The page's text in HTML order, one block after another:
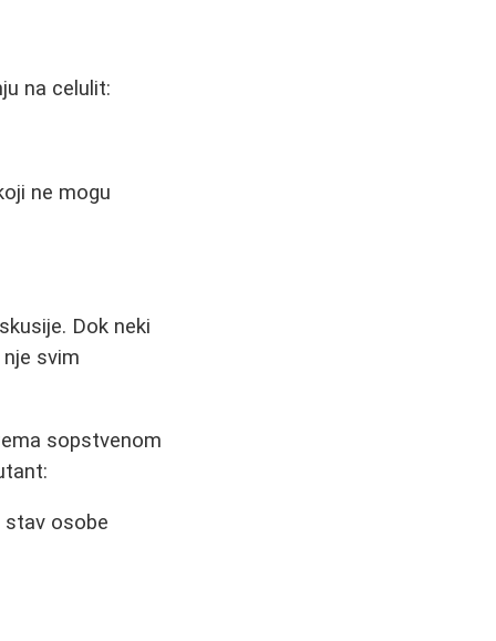
na celulit:
ne mogu
Dok neki
svim
sopstvenom
stav osobe